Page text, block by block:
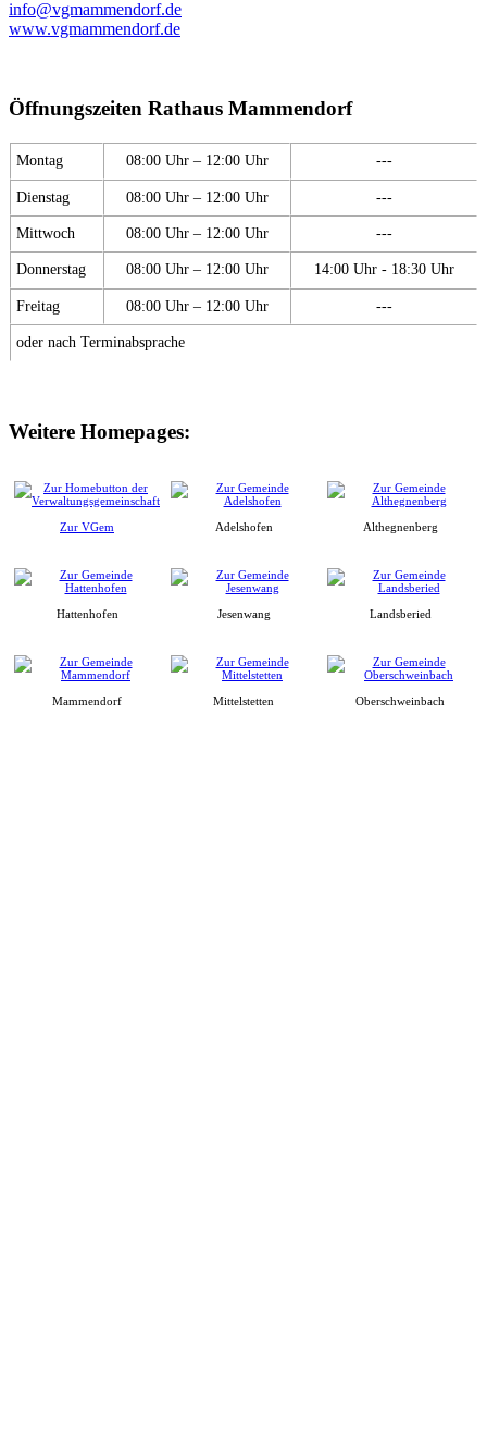
info@vgmammendorf.de
www.vgmammendorf.de
Öffnungszeiten Rathaus Mammendorf
Montag 08:00 Uhr – 12:00 Uhr ---
Dienstag 08:00 Uhr – 12:00 Uhr ---
Mittwoch 08:00 Uhr – 12:00 Uhr ---
Donnerstag 08:00 Uhr – 12:00 Uhr 14:00 Uhr - 18:30 Uhr
Freitag 08:00 Uhr – 12:00 Uhr ---
oder nach Terminabsprache
Weitere Homepages:
Zur VGem Adelshofen Althegnenberg
Hattenhofen Jesenwang Landsberied
Mammendorf Mittelstetten Oberschweinbach